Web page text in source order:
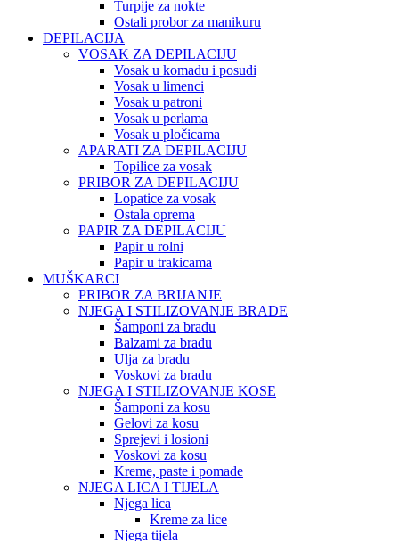
Turpije za nokte
Ostali probor za manikuru
DEPILACIJA
VOSAK ZA DEPILACIJU
Vosak u komadu i posudi
Vosak u limenci
Vosak u patroni
Vosak u perlama
Vosak u pločicama
APARATI ZA DEPILACIJU
Topilice za vosak
PRIBOR ZA DEPILACIJU
Lopatice za vosak
Ostala oprema
PAPIR ZA DEPILACIJU
Papir u rolni
Papir u trakicama
MUŠKARCI
PRIBOR ZA BRIJANJE
NJEGA I STILIZOVANJE BRADE
Šamponi za bradu
Balzami za bradu
Ulja za bradu
Voskovi za bradu
NJEGA I STILIZOVANJE KOSE
Šamponi za kosu
Gelovi za kosu
Sprejevi i losioni
Voskovi za kosu
Kreme, paste i pomade
NJEGA LICA I TIJELA
Njega lica
Kreme za lice
Njega tijela